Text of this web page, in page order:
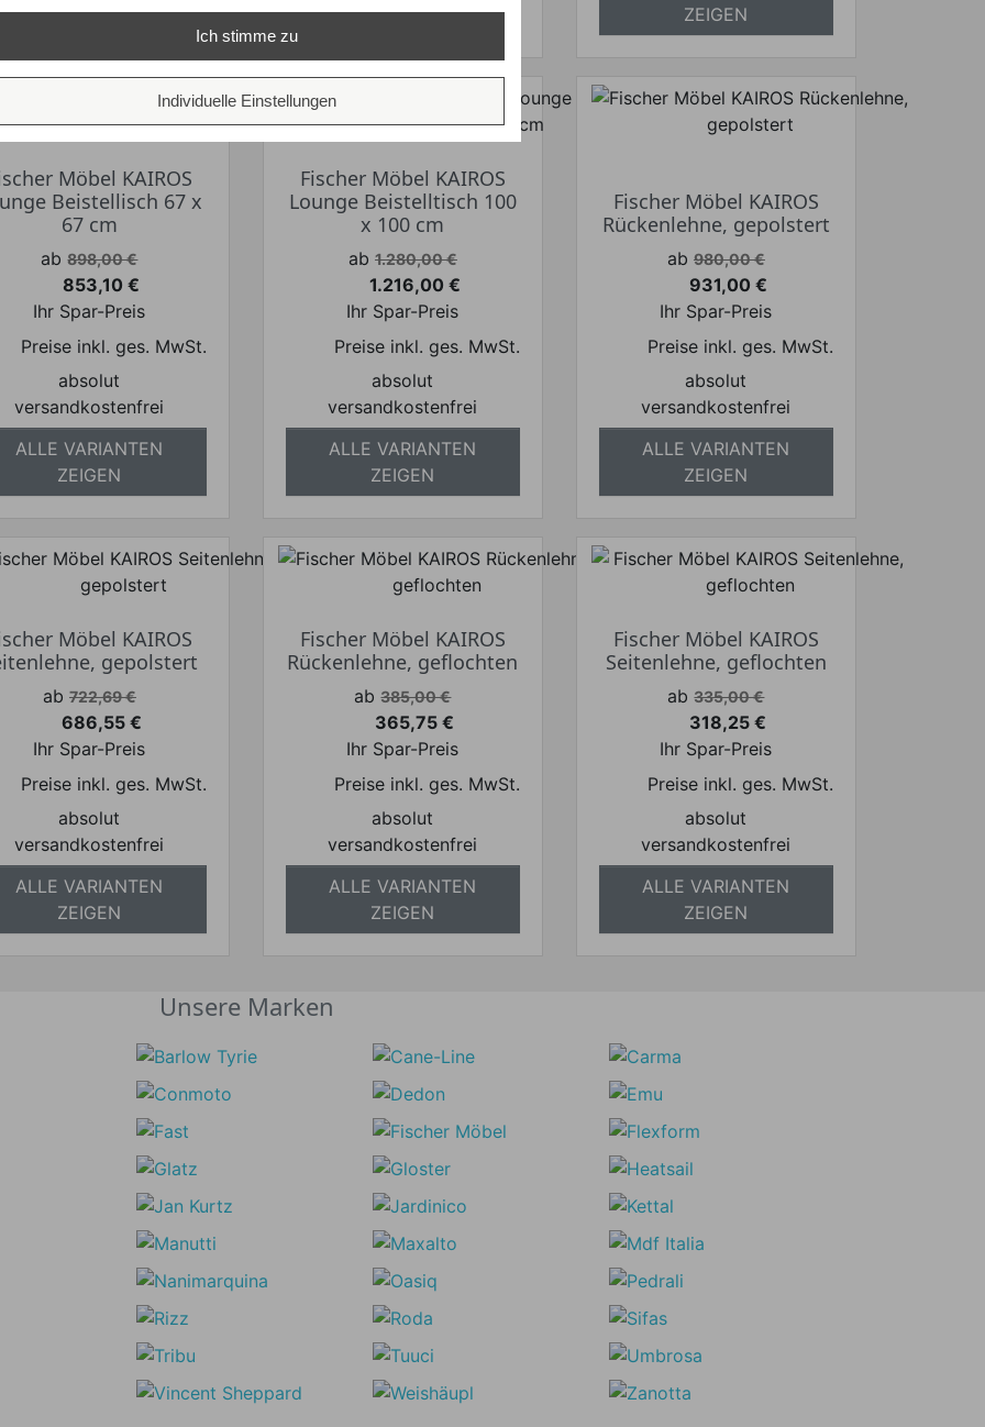
ZEIGEN
ZEIGEN
ZEIGEN
Möbel KAIROS
Beistellisch 67 x
67 cm
Verkaufspreis
ab 898,00 €
Preis
853,10 €
Ihr Spar-Preis
Preise inkl. ges. MwSt.
absolut
versandkostenfrei
ALLE VARIANTEN
ZEIGEN
Fischer Möbel KAIROS
Lounge Beistelltisch 100
x 100 cm
Verkaufspreis
ab 1.280,00 €
Preis
1.216,00 €
Ihr Spar-Preis
Preise inkl. ges. MwSt.
absolut
versandkostenfrei
ALLE VARIANTEN
ZEIGEN
Fischer Möbel KAIROS
Rückenlehne, gepolstert
Verkaufspreis
ab 980,00 €
Preis
931,00 €
Ihr Spar-Preis
Preise inkl. ges. MwSt.
absolut
versandkostenfrei
ALLE VARIANTEN
ZEIGEN
Möbel KAIROS
gepolstert
Verkaufspreis
ab 722,69 €
Preis
686,55 €
Ihr Spar-Preis
Preise inkl. ges. MwSt.
absolut
versandkostenfrei
ALLE VARIANTEN
ZEIGEN
Fischer Möbel KAIROS
Rückenlehne, geflochten
Verkaufspreis
ab 385,00 €
Preis
365,75 €
Ihr Spar-Preis
Preise inkl. ges. MwSt.
absolut
versandkostenfrei
ALLE VARIANTEN
ZEIGEN
Fischer Möbel KAIROS
Seitenlehne, geflochten
Verkaufspreis
ab 335,00 €
Preis
318,25 €
Ihr Spar-Preis
Preise inkl. ges. MwSt.
absolut
versandkostenfrei
ALLE VARIANTEN
ZEIGEN
Unsere Marken
Ich stimme zu
Individuelle Einstellungen